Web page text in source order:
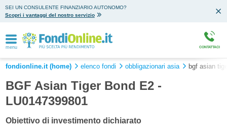
SEI UN CONSULENTE FINANZIARIO AUTONOMO?
Scopri i vantaggi del nostro servizio
menu CONTATTACI
fondionline.it (home) elenco fondi obbligazionari asia bgf asian
BGF Asian Tiger Bond E2 -
LU0147399801
Obiettivo di investimento dichiarato